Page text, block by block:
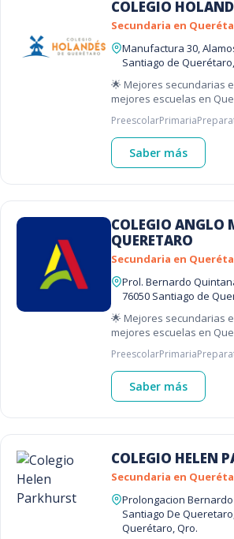
COLEGIO
Secundaria en
Manufactura 30,
Santiago de
🌟 Mejores secundarias
mejores escuelas en
PreescolarPrimaria
Saber más
COLEGIO ANGLO
QUERETARO
Secundaria en
Prol. Bernardo
76050 Santiago de
🌟 Mejores secundarias
mejores escuelas en
PreescolarPrimaria
Saber más
COLEGIO HELEN
Secundaria en
Prolongacion
Santiago De
Querétaro, Qro.